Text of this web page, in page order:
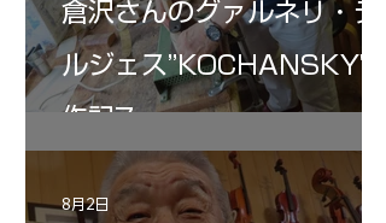
倉沢さんのグァルネリ・デ
ルジェス”KOCHANSKY"制
作記7
8月2日